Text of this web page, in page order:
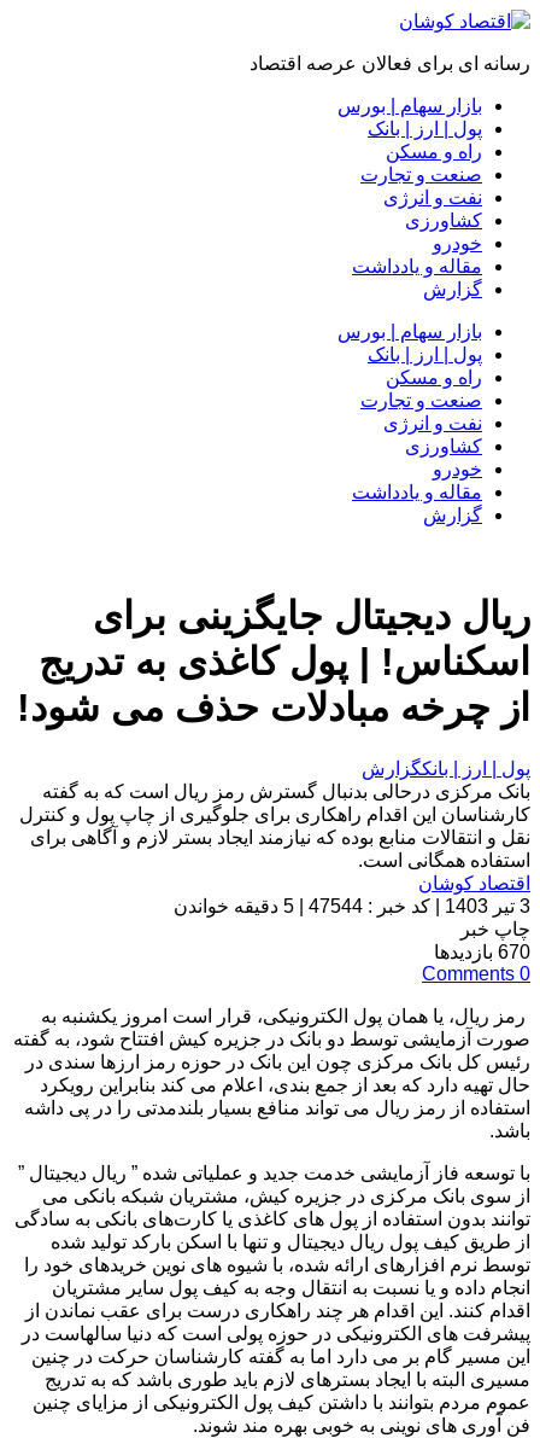
رسانه ای برای فعالان عرصه اقتصاد
بازار سهام | بورس
پول | ارز | بانک
راه و مسکن
صنعت و تجارت
نفت و انرژی
کشاورزی
خودرو
مقاله و یادداشت
گزارش
بازار سهام | بورس
پول | ارز | بانک
راه و مسکن
صنعت و تجارت
نفت و انرژی
کشاورزی
خودرو
مقاله و یادداشت
گزارش
ریال دیجیتال جایگزینی برای
اسکناس! | پول کاغذی به تدریج
از چرخه مبادلات حذف می شود!
پول | ارز | بانکگزارش
بانک مرکزی درحالی بدنبال گسترش رمز ریال است که به گفته
کارشناسان این اقدام راهکاری برای جلوگیری از چاپ پول و کنترل
نقل و انتقالات منابع بوده که نیازمند ایجاد بستر لازم و آگاهی برای
استفاده همگانی است.
اقتصاد کوشان
3 تیر 1403
کد خبر : 47544
5 دقیقه خواندن
چاپ خبر
670 بازدیدها
0
Comments
رمز ریال، یا همان پول الکترونیکی، قرار است امروز یکشنبه به
صورت آزمایشی توسط دو بانک در جزیره کیش افتتاح شود، به گفته
رئیس کل بانک مرکزی چون این بانک در حوزه رمز ارزها سندی در
حال تهیه دارد که بعد از جمع بندی، اعلام می کند بنابراین رویکرد
استفاده از رمز ریال می تواند منافع بسیار بلندمدتی را در پی داشه
باشد.
با توسعه فاز آزمایشی خدمت جدید و عملیاتی شده ” ریال دیجیتال ”
از سوی بانک مرکزی در جزیره کیش، مشتریان شبکه بانکی می
توانند بدون استفاده از پول های کاغذی یا کارت‌های بانکی به سادگی
از طریق کیف پول ریال دیجیتال و تنها با اسکن بارکد تولید شده
توسط نرم افزارهای ارائه شده، با شیوه های نوین خریدهای خود را
انجام داده و یا نسبت به انتقال وجه به کیف پول سایر مشتریان
اقدام کنند. این اقدام هر چند راهکاری درست برای عقب نماندن از
پیشرفت های الکترونیکی در حوزه پولی است که دنیا سالهاست در
این مسیر گام بر می دارد اما به گفته کارشناسان حرکت در چنین
مسیری البته با ایجاد بسترهای لازم باید طوری باشد که به تدریج
عموم مردم بتوانند با داشتن کیف پول الکترونیکی از مزایای چنین
فن آوری های نوینی به خوبی بهره مند شوند.